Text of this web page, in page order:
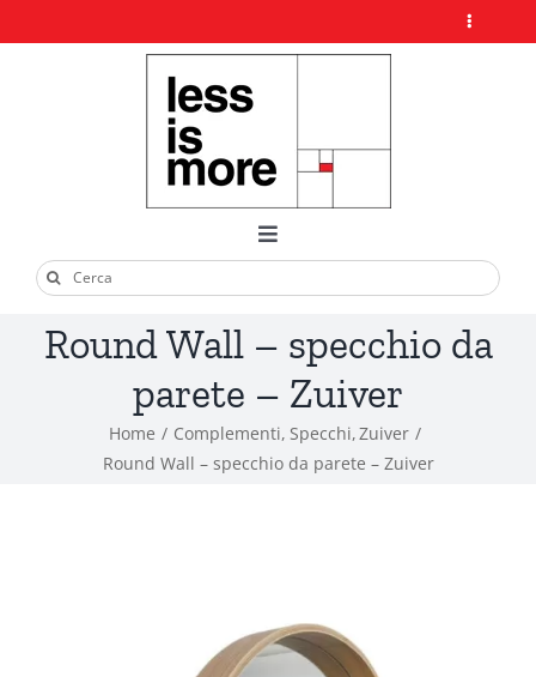
al
Toggle
Navigation
Design Pills
Toggle
Arredamento
Cerca
Round Wall – specchio da
parete – Zuiver
Home Complementi Specchi Zuiver
Round Wall – specchio da parete – Zuiver